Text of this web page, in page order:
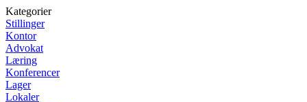
Kategorier
Stillinger
Kontor
Advokat
Læring
Konferencer
Lager
Lokaler